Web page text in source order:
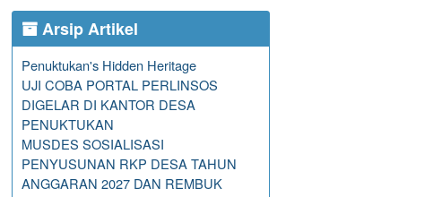
Arsip Artikel
Penuktukan's Hidden Heritage
UJI COBA PORTAL PERLINSOS
DIGELAR DI KANTOR DESA
PENUKTUKAN
MUSDES SOSIALISASI
PENYUSUNAN RKP DESA TAHUN
ANGGARAN 2027 DAN REMBUK